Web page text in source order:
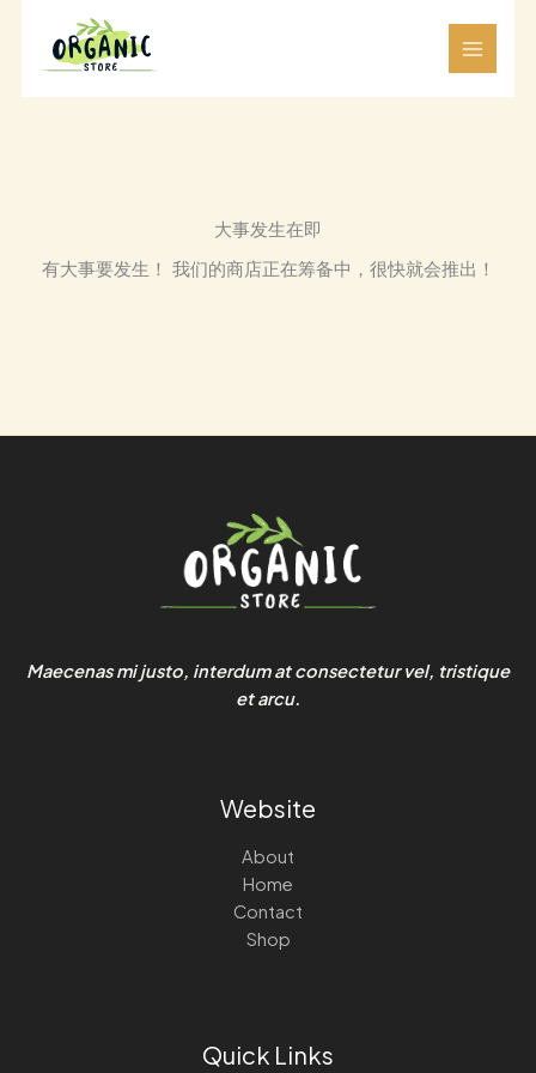
大事发生在即
有大事要发生！ 我们的商店正在筹备中，很快就会推出！
Maecenas mi justo, interdum at consectetur vel, tristique
et arcu.
Website
About
Home
Contact
Shop
Quick Links